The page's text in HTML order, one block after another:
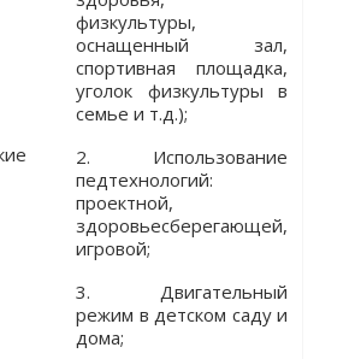
физкультуры,
оснащенный зал,
спортивная площадка,
уголок физкультуры в
семье и т.д.);
2. Использование
педтехнологий:
проектной,
здоровьесберегающей,
игровой;
3. Двигательный
режим в детском саду и
дома;